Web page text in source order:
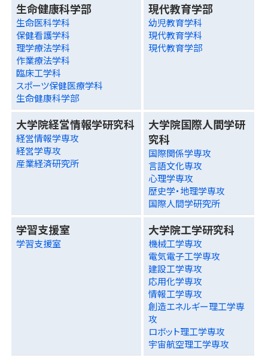
生命健康科学部
生命医科学科
保健看護学科
理学療法学科
作業療法学科
臨床工学科
スポーツ保健医療学科
生命健康科学部
現代教育学部
幼児教育学科
現代教育学科
現代教育学部
大学院経営情報学研究科
経営情報学専攻
経営学専攻
産業経済研究所
大学院国際人間学研
究科
国際関係学専攻
言語文化専攻
心理学専攻
歴史学・地理学専攻
国際人間学研究所
学習支援室
学習支援室
大学院工学研究科
機械工学専攻
電気電子工学専攻
建設工学専攻
応用化学専攻
情報工学専攻
創造エネルギー理工学専
攻
ロボット理工学専攻
宇宙航空理工学専攻